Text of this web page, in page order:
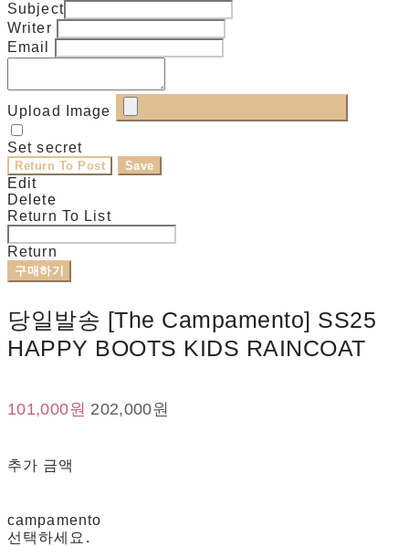
Subject
Writer
Email
Upload Image
Set secret
Return To Post Save
Edit
Delete
Return To List
Return
구매하기
당일발송 [The Campamento] SS25
HAPPY BOOTS KIDS RAINCOAT
101,000원 202,000원
추가 금액
campamento
선택하세요.